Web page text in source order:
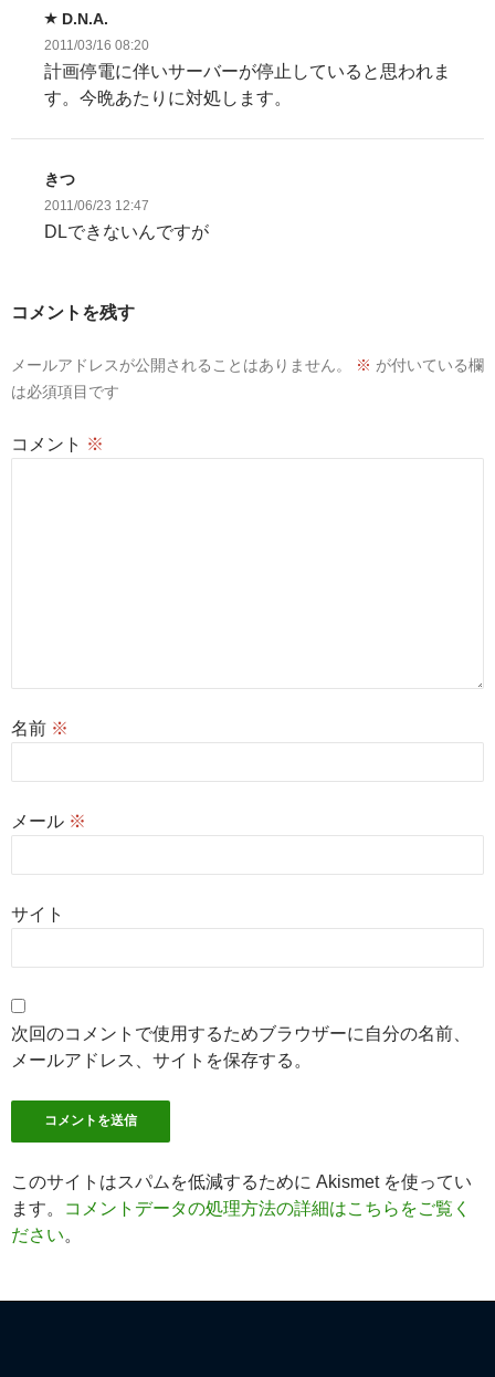
D.N.A.
2011/03/16 08:20
計画停電に伴いサーバーが停止していると思われま
す。今晩あたりに対処します。
きつ
2011/06/23 12:47
DLできないんですが
コメントを残す
メールアドレスが公開されることはありません。 ※ が付いている欄
は必須項目です
コメント ※
名前 ※
メール ※
サイト
次回のコメントで使用するためブラウザーに自分の名前、
メールアドレス、サイトを保存する。
このサイトはスパムを低減するために Akismet を使ってい
ます。
コメントデータの処理方法の詳細はこちらをご覧く
ださい。